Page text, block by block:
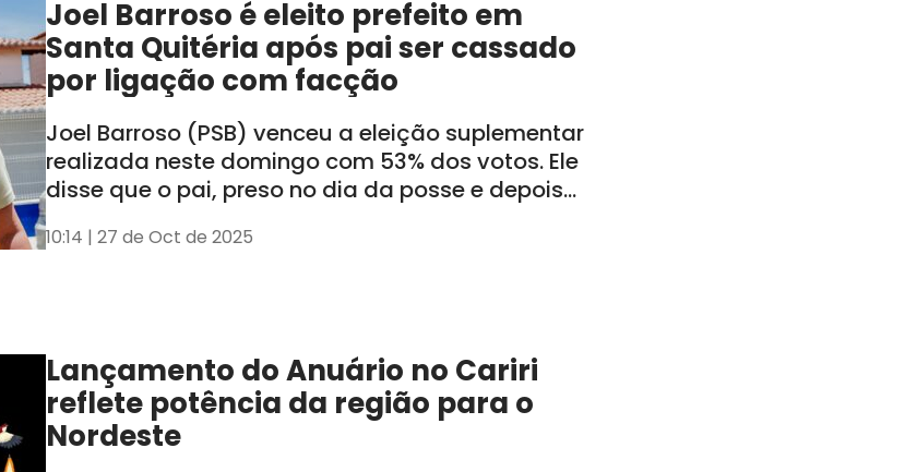
Joel Barroso é eleito prefeito em
Santa Quitéria após pai ser cassado
por ligação com facção
Joel Barroso (PSB) venceu a eleição suplementar
realizada neste domingo com 53% dos votos. Ele
disse que o pai, preso no dia da posse e depois
10:14 | 27 de Oct de 2025
Lançamento do Anuário no Cariri
reflete potência da região para o
Nordeste